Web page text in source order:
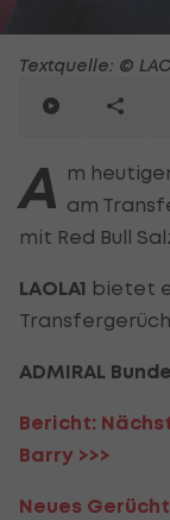
Textquelle: ©
A m
am
mit Red Bull
LAOLA1 bietet
ADMIRAL
Bericht:
Barry >>>
Neues Gerücht